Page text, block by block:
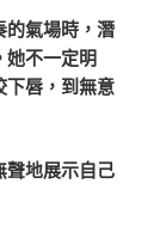
的氣場時，潛
她不一定明
下唇，到無意
聲地展示自己